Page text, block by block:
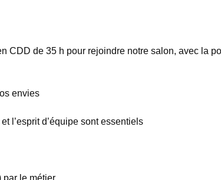
CDD de 35 h pour rejoindre notre salon, avec la
envies
l’esprit d’équipe sont essentiels
par le métier